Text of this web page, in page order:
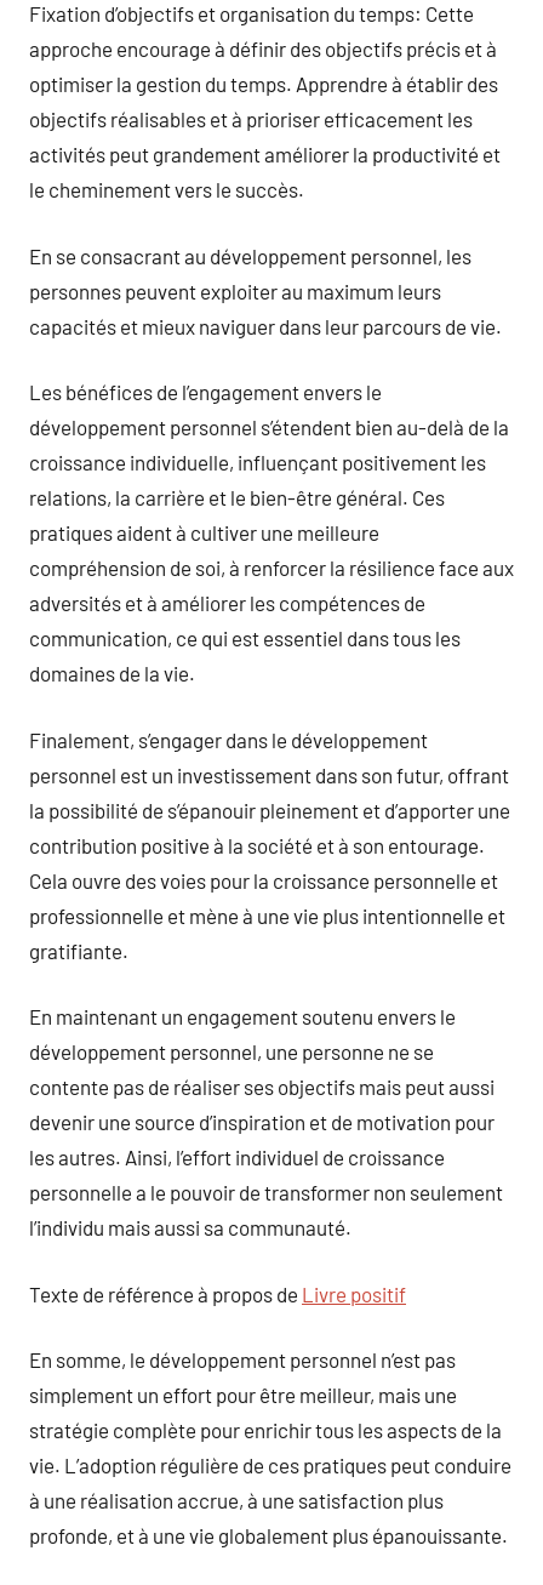
Fixation d’objectifs et organisation du temps: Cette
approche encourage à définir des objectifs précis et à
optimiser la gestion du temps. Apprendre à établir des
objectifs réalisables et à prioriser efficacement les
activités peut grandement améliorer la productivité et
le cheminement vers le succès.
En se consacrant au développement personnel, les
personnes peuvent exploiter au maximum leurs
capacités et mieux naviguer dans leur parcours de vie.
Les bénéfices de l’engagement envers le
développement personnel s’étendent bien au-delà de la
croissance individuelle, influençant positivement les
relations, la carrière et le bien-être général. Ces
pratiques aident à cultiver une meilleure
compréhension de soi, à renforcer la résilience face aux
adversités et à améliorer les compétences de
communication, ce qui est essentiel dans tous les
domaines de la vie.
Finalement, s’engager dans le développement
personnel est un investissement dans son futur, offrant
la possibilité de s’épanouir pleinement et d’apporter une
contribution positive à la société et à son entourage.
Cela ouvre des voies pour la croissance personnelle et
professionnelle et mène à une vie plus intentionnelle et
gratifiante.
En maintenant un engagement soutenu envers le
développement personnel, une personne ne se
contente pas de réaliser ses objectifs mais peut aussi
devenir une source d’inspiration et de motivation pour
les autres. Ainsi, l’effort individuel de croissance
personnelle a le pouvoir de transformer non seulement
l’individu mais aussi sa communauté.
Texte de référence à propos de Livre positif
En somme, le développement personnel n’est pas
simplement un effort pour être meilleur, mais une
stratégie complète pour enrichir tous les aspects de la
vie. L’adoption régulière de ces pratiques peut conduire
à une réalisation accrue, à une satisfaction plus
profonde, et à une vie globalement plus épanouissante.